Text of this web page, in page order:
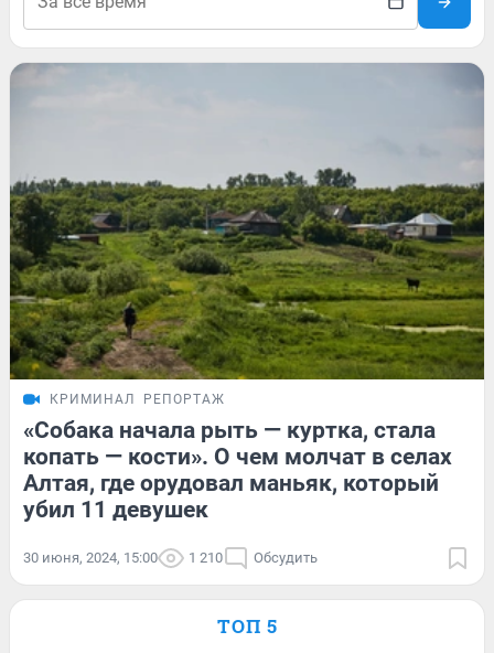
КРИМИНАЛ РЕПОРТАЖ
«Собака начала рыть — куртка, стала
копать — кости». О чем молчат в селах
Алтая, где орудовал маньяк, который
убил 11 девушек
30 июня, 2024, 15:00 1 210 Обсудить
ТОП 5